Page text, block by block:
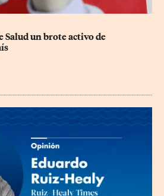
Salud un brote activo de